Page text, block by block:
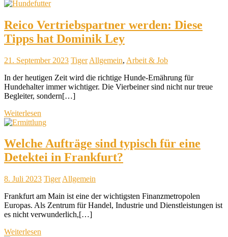
Reico Vertriebspartner werden: Diese
Tipps hat Dominik Ley
21. September 2023 Tiger Allgemein, Arbeit & Job
In der heutigen Zeit wird die richtige Hunde-Ernährung für
Hundehalter immer wichtiger. Die Vierbeiner sind nicht nur treue
Begleiter, sondern[…]
Weiterlesen
Welche Aufträge sind typisch für eine
Detektei in Frankfurt?
8. Juli 2023 Tiger Allgemein
Frankfurt am Main ist eine der wichtigsten Finanzmetropolen
Europas. Als Zentrum für Handel, Industrie und Dienstleistungen ist
es nicht verwunderlich,[…]
Weiterlesen